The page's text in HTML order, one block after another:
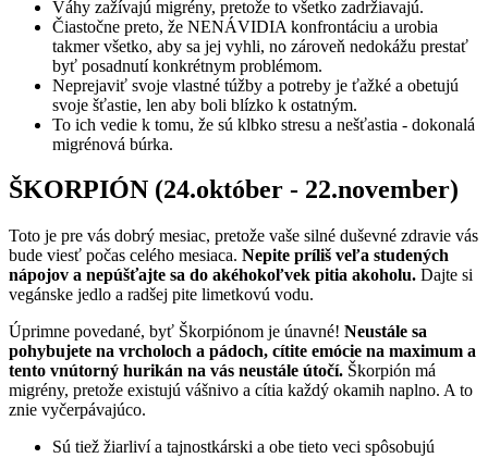
Váhy zažívajú migrény, pretože to všetko zadržiavajú.
Čiastočne preto, že NENÁVIDIA konfrontáciu a urobia
takmer všetko, aby sa jej vyhli, no zároveň nedokážu prestať
byť posadnutí konkrétnym problémom.
Neprejaviť svoje vlastné túžby a potreby je ťažké a obetujú
svoje šťastie, len aby boli blízko k ostatným.
To ich vedie k tomu, že sú klbko stresu a nešťastia - dokonalá
migrénová búrka.
ŠKORPIÓN (24.október - 22.november)
Toto je pre vás dobrý mesiac, pretože vaše silné duševné zdravie vás
bude viesť počas celého mesiaca. Nepite príliš veľa studených
nápojov a nepúšťajte sa do akéhokoľvek pitia akoholu. Dajte si
vegánske jedlo a radšej pite limetkovú vodu.
Úprimne povedané, byť Škorpiónom je únavné! Neustále sa
pohybujete na vrcholoch a pádoch, cítite emócie na maximum a
tento vnútorný hurikán na vás neustále útočí. Škorpión má
migrény, pretože existujú vášnivo a cítia každý okamih naplno. A to
znie vyčerpávajúco.
Sú tiež žiarliví a tajnostkárski a obe tieto veci spôsobujú